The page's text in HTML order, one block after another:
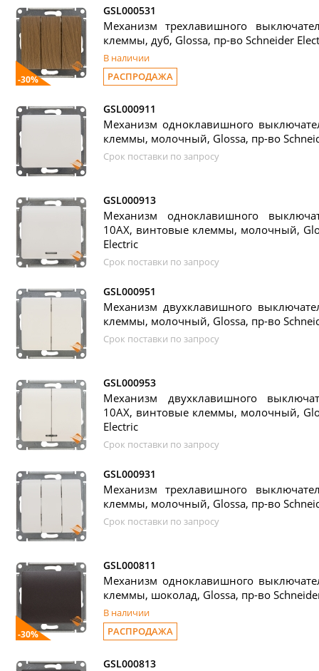
-30%
GSL000531
Механизм трехлавишного
клеммы, дуб, Glossa, пр-во Schneider
В наличии
РАСПРОДАЖА
GSL000911
Механизм одноклавишного
клеммы, молочный, Glossa, пр-во
Срок поставки по запросу
GSL000913
Механизм одноклавишного
10АХ, винтовые клеммы, молочный,
Electric
Срок поставки по запросу
GSL000951
Механизм двухклавишного
клеммы, молочный, Glossa, пр-во
Срок поставки по запросу
GSL000953
Механизм двухклавишного
10АХ, винтовые клеммы, молочный,
Electric
Срок поставки по запросу
GSL000931
Механизм трехлавишного
клеммы, молочный, Glossa, пр-во
Срок поставки по запросу
-30%
GSL000811
Механизм одноклавишного
клеммы, шоколад, Glossa, пр-во
В наличии
РАСПРОДАЖА
GSL000813